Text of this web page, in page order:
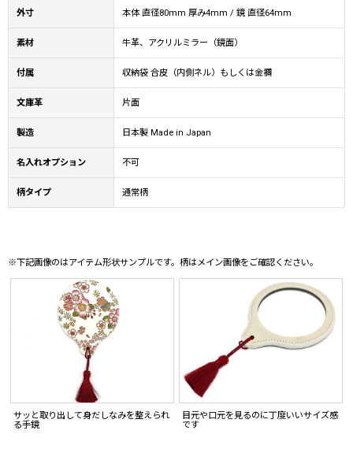
外寸 本体 直径80mm 厚み4mm / 鏡 直径64mm
素材 牛革、アクリルミラー（鏡面）
付属 収納袋 合皮（内側ネル）もしくは金襴
文庫革 片面
製造 日本製 Made in Japan
名入れオプション 不可
柄タイプ 通常柄
※下記画像のはアイテム形状サンプルです。柄はメイン画像をご確認ください。
サッと取り出して身だしなみを整えられ
る手鏡
目元や口元を見るのに丁度いいサイズ感
です